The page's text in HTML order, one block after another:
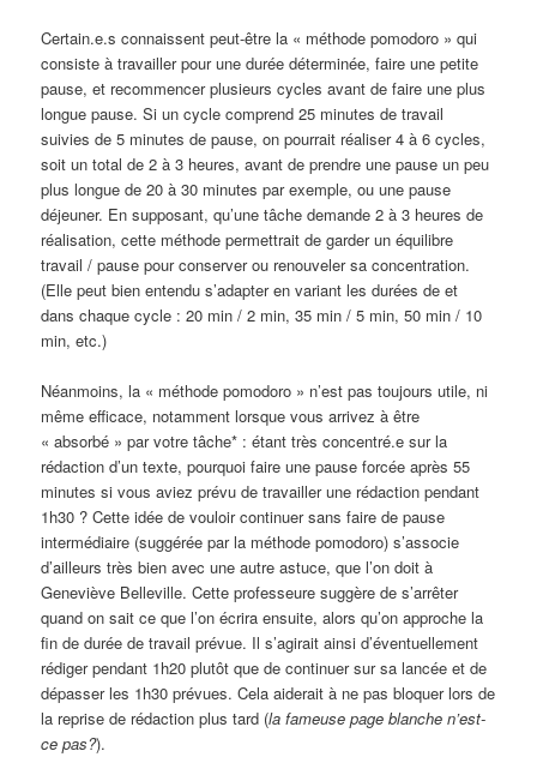
Certain.e.s connaissent peut-être la « méthode pomodoro » qui
consiste à travailler pour une durée déterminée, faire une petite
pause, et recommencer plusieurs cycles avant de faire une plus
longue pause. Si un cycle comprend 25 minutes de travail
suivies de 5 minutes de pause, on pourrait réaliser 4 à 6 cycles,
soit un total de 2 à 3 heures, avant de prendre une pause un peu
plus longue de 20 à 30 minutes par exemple, ou une pause
déjeuner. En supposant, qu’une tâche demande 2 à 3 heures de
réalisation, cette méthode permettrait de garder un équilibre
travail / pause pour conserver ou renouveler sa concentration.
(Elle peut bien entendu s’adapter en variant les durées de et
dans chaque cycle : 20 min / 2 min, 35 min / 5 min, 50 min / 10
min, etc.)
Néanmoins, la « méthode pomodoro » n’est pas toujours utile, ni
même efficace, notamment lorsque vous arrivez à être
« absorbé » par votre tâche* : étant très concentré.e sur la
rédaction d’un texte, pourquoi faire une pause forcée après 55
minutes si vous aviez prévu de travailler une rédaction pendant
1h30 ? Cette idée de vouloir continuer sans faire de pause
intermédiaire (suggérée par la méthode pomodoro) s’associe
d’ailleurs très bien avec une autre astuce, que l’on doit à
Geneviève Belleville. Cette professeure suggère de s’arrêter
quand on sait ce que l’on écrira ensuite, alors qu’on approche la
fin de durée de travail prévue. Il s’agirait ainsi d’éventuellement
rédiger pendant 1h20 plutôt que de continuer sur sa lancée et de
dépasser les 1h30 prévues. Cela aiderait à ne pas bloquer lors de
la reprise de rédaction plus tard (la fameuse page blanche n’est-
ce pas?).